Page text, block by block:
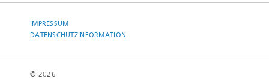
IMPRESSUM
DATENSCHUTZINFORMATION
© 2026